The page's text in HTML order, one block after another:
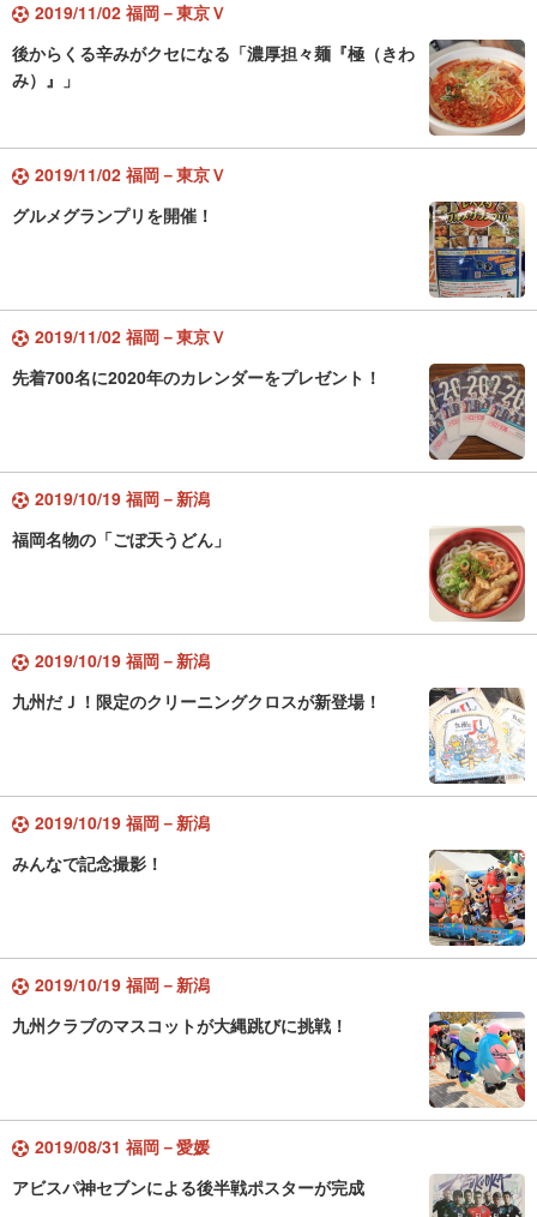
2019/11/02 福岡－東京Ｖ
後からくる辛みがクセになる「濃厚担々麺『極（きわ
み）』」
2019/11/02 福岡－東京Ｖ
グルメグランプリを開催！
2019/11/02 福岡－東京Ｖ
先着700名に2020年のカレンダーをプレゼント！
2019/10/19 福岡－新潟
福岡名物の「ごぼ天うどん」
2019/10/19 福岡－新潟
九州だＪ！限定のクリーニングクロスが新登場！
2019/10/19 福岡－新潟
みんなで記念撮影！
2019/10/19 福岡－新潟
九州クラブのマスコットが大縄跳びに挑戦！
2019/08/31 福岡－愛媛
アビスパ神セブンによる後半戦ポスターが完成